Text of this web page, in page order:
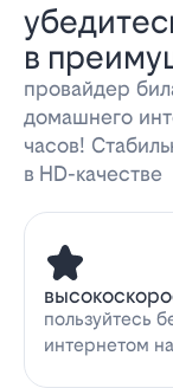
в
провайдер
домашнего
часов!
в HD-качестве
пользуйтесь
интернетом